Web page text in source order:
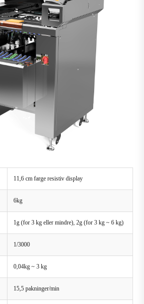
11,6 cm farge resistiv display
6kg
1g (for 3 kg eller mindre), 2g (for 3 kg ~ 6 kg)
1/3000
0,04kg ~ 3 kg
15,5 pakninger/min